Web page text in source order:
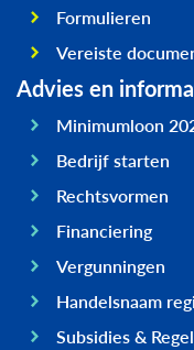
Formulieren
Vereiste
Advies en
Minimumloon
Bedrijf starten
Rechtsvormen
Financiering
Vergunningen
Handelsnaam
Subsidies &